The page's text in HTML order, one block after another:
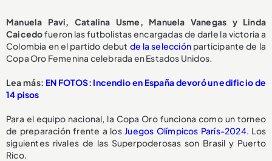
Manuela Pavi, Catalina Usme, Manuela Vanegas y Linda
Caicedofueron las futbolistas encargadas de darle la victoria a
Colombia en el partido debut de la selecciónparticipante de la
Copa Oro Femenina celebrada en Estados Unidos.
Lea más: EN FOTOS: Incendio en España devoró un edificio de
14 pisos
Para el equipo nacional, la Copa Oro funciona como un torneo
de preparación frente a losJuegos Olímpicos París-2024. Los
siguientes rivales de las Superpoderosas son Brasil y Puerto
Rico.